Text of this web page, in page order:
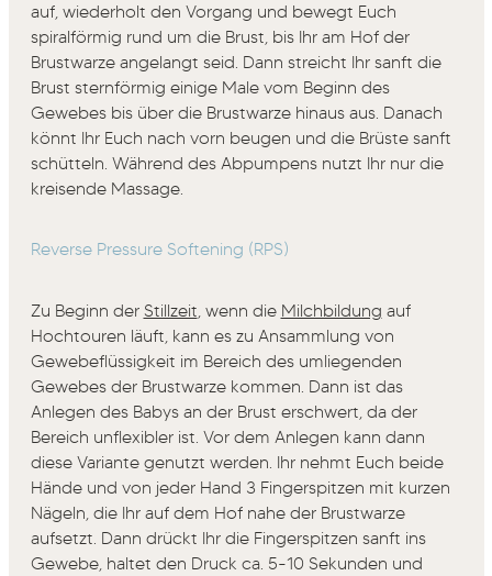
auf, wiederholt den Vorgang und bewegt Euch
spiralförmig rund um die Brust, bis Ihr am Hof der
Brustwarze angelangt seid. Dann streicht Ihr sanft die
Brust sternförmig einige Male vom Beginn des
Gewebes bis über die Brustwarze hinaus aus. Danach
könnt Ihr Euch nach vorn beugen und die Brüste sanft
schütteln. Während des Abpumpens nutzt Ihr nur die
kreisende Massage.
Reverse Pressure Softening (RPS)
Zu Beginn der Stillzeit, wenn die Milchbildung auf
Hochtouren läuft, kann es zu Ansammlung von
Gewebeflüssigkeit im Bereich des umliegenden
Gewebes der Brustwarze kommen. Dann ist das
Anlegen des Babys an der Brust erschwert, da der
Bereich unflexibler ist. Vor dem Anlegen kann dann
diese Variante genutzt werden. Ihr nehmt Euch beide
Hände und von jeder Hand 3 Fingerspitzen mit kurzen
Nägeln, die Ihr auf dem Hof nahe der Brustwarze
aufsetzt. Dann drückt Ihr die Fingerspitzen sanft ins
Gewebe, haltet den Druck ca. 5-10 Sekunden und